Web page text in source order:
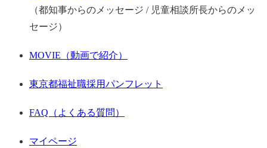
（都知事からのメッセージ / 児童相談所長からのメッ
セージ）
MOVIE（動画で紹介）
東京都福祉職採用パンフレット
FAQ（よくある質問）
マイページ